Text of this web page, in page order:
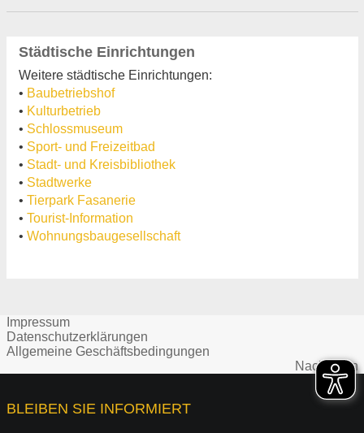
Städtische Einrichtungen
Weitere städtische Einrichtungen:
• Baubetriebshof
• Kulturbetrieb
• Schlossmuseum
• Sport- und Freizeitbad
• Stadt- und Kreisbibliothek
• Stadtwerke
• Tierpark Fasanerie
• Tourist-Information
• Wohnungsbaugesellschaft
Impressum
Datenschutzerklärungen
Allgemeine Geschäftsbedingungen
Nach oben
BLEIBEN SIE INFORMIERT